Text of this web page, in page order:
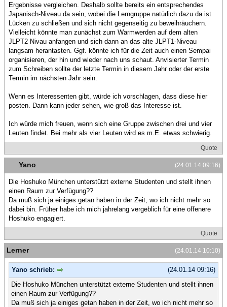
Ergebnisse vergleichen. Deshalb sollte bereits ein entsprechendes
Japanisch-Niveau da sein, wobei die Lerngruppe natürlich dazu da ist
Lücken zu schließen und sich nicht gegenseitig zu beweihräuchern.
Vielleicht könnte man zunächst zum Warmwerden auf dem alten
JLPT2 Nivau anfangen und sich dann an das alte JLPT1-Niveau
langsam herantasten. Ggf. könnte ich für die Zeit auch einen Sempai
organisieren, der hin und wieder nach uns schaut. Anvisierter Termin
zum Schreiben sollte der letzte Termin in diesem Jahr oder der erste
Termin im nächsten Jahr sein.
Wenn es Interessenten gibt, würde ich vorschlagen, dass diese hier
posten. Dann kann jeder sehen, wie groß das Interesse ist.
Ich würde mich freuen, wenn sich eine Gruppe zwischen drei und vier
Leuten findet. Bei mehr als vier Leuten wird es m.E. etwas schwierig.
Quote
(24.01.14 09:16)
Yano
Die Hoshuko München unterstützt externe Studenten und stellt ihnen
einen Raum zur Verfügung??
Da muß sich ja einiges getan haben in der Zeit, wo ich nicht mehr so
dabei bin. Früher habe ich mich jahrelang vergeblich für eine offenere
Hoshuko engagiert.
Quote
(24.01.14 10:10)
Lerner
(24.01.14 09:16)
Yano schrieb:
Die Hoshuko München unterstützt externe Studenten und stellt ihnen
einen Raum zur Verfügung??
Da muß sich ja einiges getan haben in der Zeit, wo ich nicht mehr so